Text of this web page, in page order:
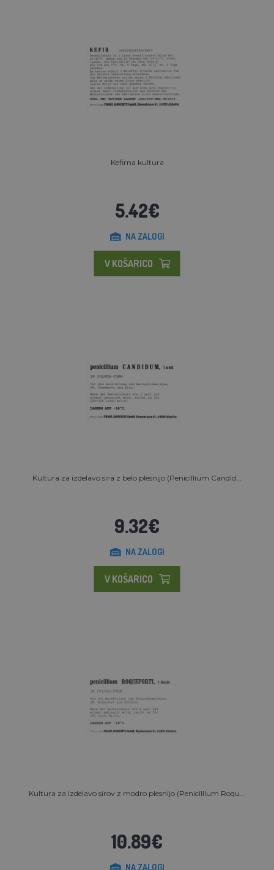
Kefirna kultura
5.42€
NA ZALOGI
V KOŠARICO
Kultura za izdelavo sira z belo plesnijo (Penicillium Candid...
9.32€
NA ZALOGI
V KOŠARICO
Kultura za izdelavo sirov z modro plesnijo (Penicillium Roqu...
10.89€
NA ZALOGI